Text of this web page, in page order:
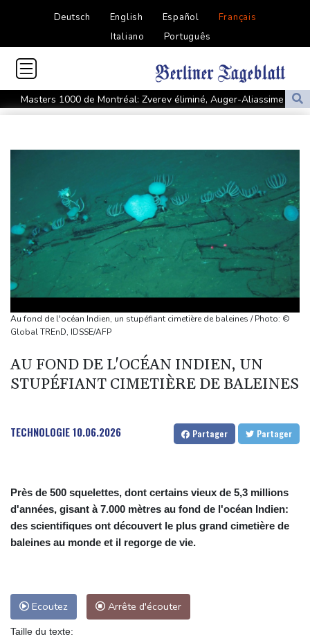
Deutsch English Español
Français
Italiano
Português
Masters 1000 de Montréal: Zverev éliminé, Auger-Aliassime
forfait
La Fifa reconnaît des "erreurs" et présente des "excuses" après
une réunion de crise au Maroc
Colombie: un bébé hippopotame descendant de la colonie
d'Escobar meurt malgré les soins
Colombie: le gouvernement met en garde contre de possibles
"actes terroristes" lors de l'investiture du président
L'étage supérieur d'une fusée SpaceX s'est écrasé sur la Lune
Séisme au Venezuela: la douloureuse valse des nombres de
disparus
Les Bourses mondiales touchent des records, sans s'emballer
pour autant
Abandonner ou pas? Dans le Tennessee, un candidat démocrate
Drone explosif à Leipzig: l'Allemagne alerte sur une "nouvelle
Au fond de l'océan Indien, un stupéfiant cimetière de baleines / Photo: ©
Global TREnD, IDSSE/AFP
AU FOND DE L'OCÉAN INDIEN, UN
STUPÉFIANT CIMETIÈRE DE BALEINES
TECHNOLOGIE10.06.2026 Partager Partager
Près de 500 squelettes, dont certains vieux de 5,3 millions
d'années, gisant à 7.000 mètres au fond de l'océan Indien:
des scientifiques ont découvert le plus grand cimetière de
baleines au monde et il regorge de vie.
Ecoutez Arrête d'écouter
Taille du texte: